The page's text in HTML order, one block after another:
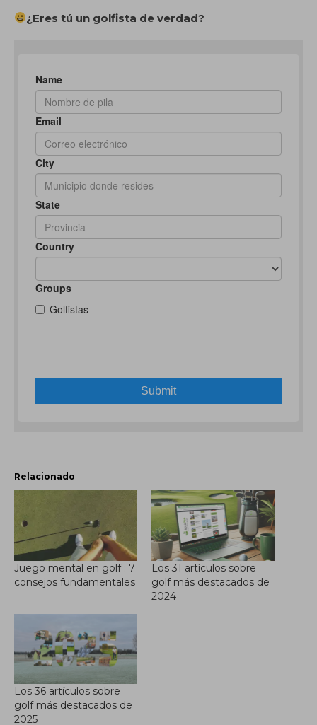
¿Eres tú un golfista de verdad?
Relacionado
Juego mental en golf : 7
consejos fundamentales
Los 31 artículos sobre
golf más destacados de
2024
Los 36 artículos sobre
golf más destacados de
2025